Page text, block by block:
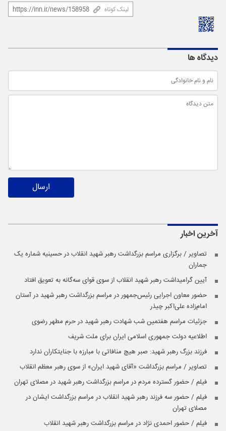
لینک کوتاه
دیدگاه ها
ارسال
آخرین اخبار
تصاویر / برگزاری مراسم بزرگداشت رهبر شهید انقلاب در حسینیه شماره یک
جماران
آیین گرامیداشت رهبر شهید انقلاب از سوی قوای سه‌گانه به تعویق افتاد
حضور معاون اجرایی رئیس‌جمهور در مراسم بزرگداشت رهبر شهید در آستان
امام‌زاده علی‌اکبر چیذر
جزئیات مراسم هفتمین شب شهادت رهبر شهید در حرم مطهر رضوی
اطلاعیه دولت جمهوری اسلامی ایران برای ملت شریف
فرزند بزرگ رهبر شهید: صبر هیچ منافاتی با مبارزه با جنایتکاران ندارد
تصاویر / مراسم بزرگداشت «آقای شهید ایران» از سوی رهبر معظم انقلاب
فیلم / حضور گسترده مردم در مراسم بزرگداشت رهبر شهید در مصلای تهران
فیلم / حضور سه فرزند رهبر شهید انقلاب در مراسم بزرگداشت ایشان در
مصلای تهران
فیلم / حضور احمدی نژاد در مراسم بزرگداشت رهبر شهید انقلاب